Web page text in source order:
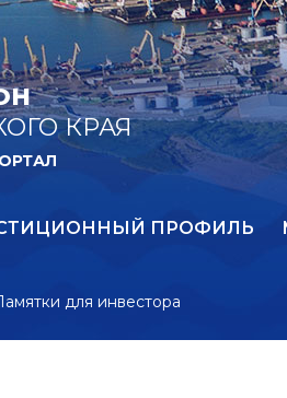
КРАЯ
ПРОФИЛЬ
для инвестора